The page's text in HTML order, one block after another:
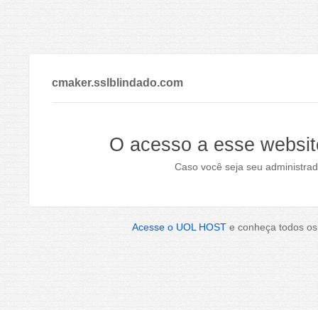
cmaker.sslblindado.com
O acesso a esse
Caso você seja seu
Acesse o UOL HOST e conheça todos